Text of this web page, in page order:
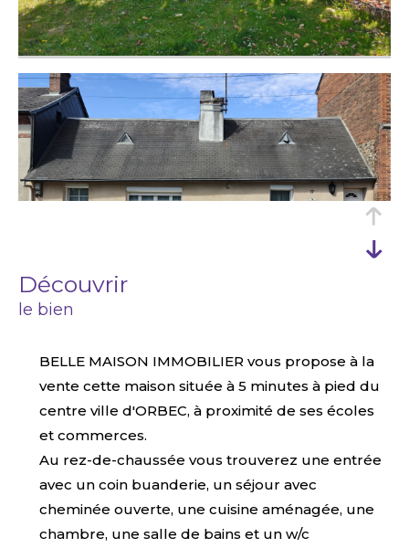
découvrir
le bien
BELLE MAISON IMMOBILIER vous propose à la
vente cette maison située à 5 minutes à pied du
centre ville d'ORBEC, à proximité de ses écoles
et commerces.
Au rez-de-chaussée vous trouverez une entrée
avec un coin buanderie, un séjour avec
cheminée ouverte, une cuisine aménagée, une
chambre, une salle de bains et un w/c